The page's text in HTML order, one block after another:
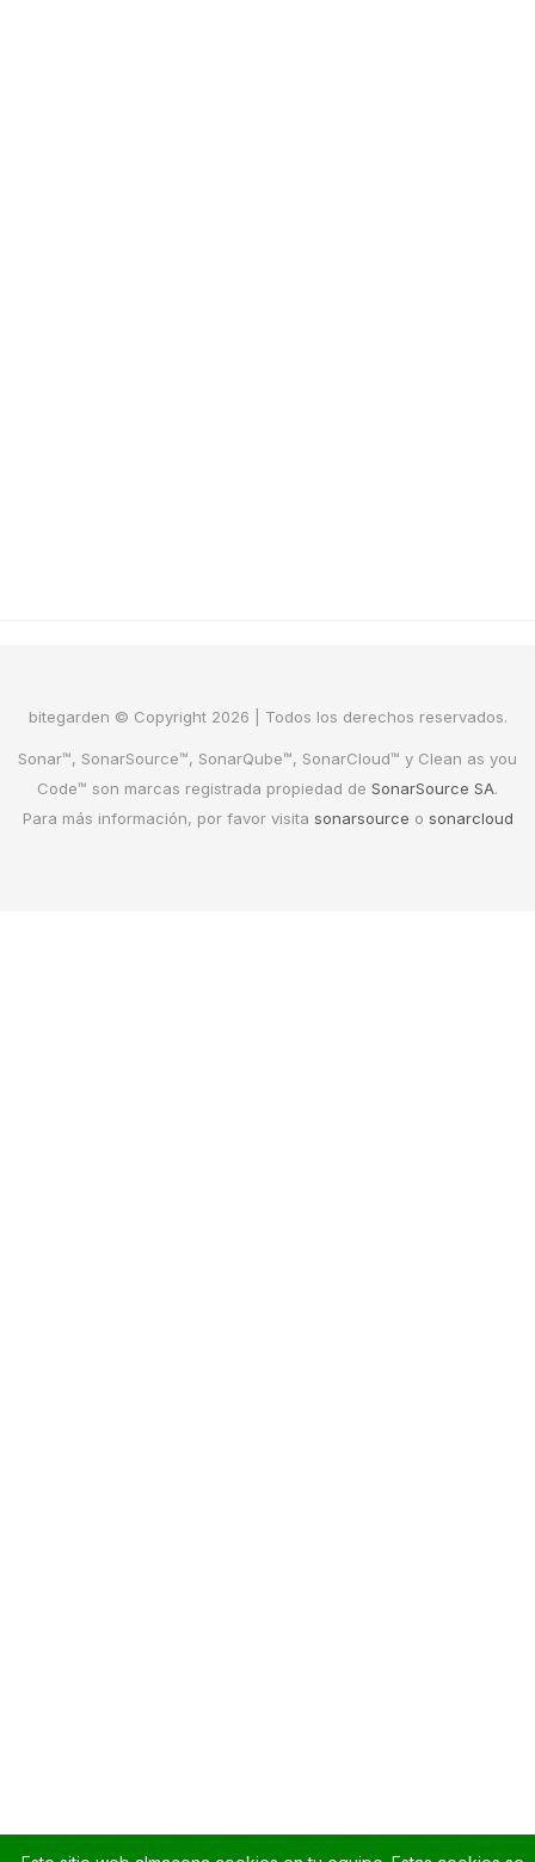
bitegarden © Copyright 2026 | Todos los derechos reservados.
Sonar™, SonarSource™, SonarQube™, SonarCloud™ y Clean as you
Code™ son marcas registrada propiedad de SonarSource SA.
Para más información, por favor visita sonarsource o sonarcloud